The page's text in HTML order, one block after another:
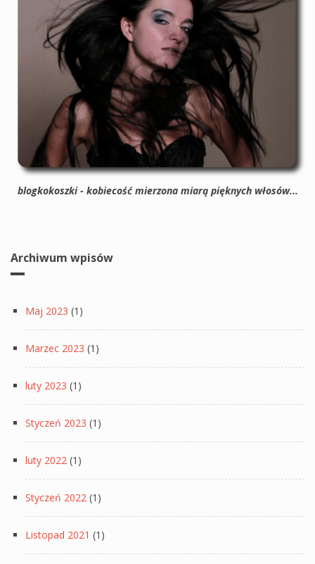
blogkokoszki - kobiecość mierzona miarą pięknych włosów...
Archiwum wpisów
Maj 2023 (1)
Marzec 2023 (1)
luty 2023 (1)
Styczeń 2023 (1)
luty 2022 (1)
Styczeń 2022 (1)
Listopad 2021 (1)